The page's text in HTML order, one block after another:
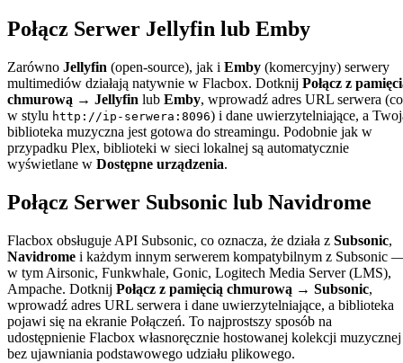
Połącz Serwer Jellyfin lub Emby
Zarówno Jellyfin (open-source), jak i Emby (komercyjny) serwery
multimediów działają natywnie w Flacbox. Dotknij Połącz z
chmurową → Jellyfin lub Emby, wprowadź adres URL serwera
w stylu http://ip-serwera:8096) i dane uwierzytelniające, a
biblioteka muzyczna jest gotowa do streamingu. Podobnie jak w
przypadku Plex, biblioteki w sieci lokalnej są automatycznie
wyświetlane w Dostępne urządzenia.
Połącz Serwer Subsonic lub Navidrome
Flacbox obsługuje API Subsonic, co oznacza, że działa z Subsonic,
Navidrome i każdym innym serwerem kompatybilnym z Subsonic
w tym Airsonic, Funkwhale, Gonic, Logitech Media Server (LMS),
Ampache. Dotknij Połącz z pamięcią chmurową → Subsonic,
wprowadź adres URL serwera i dane uwierzytelniające, a biblioteka
pojawi się na ekranie Połączeń. To najprostszy sposób na
udostępnienie Flacbox własnoręcznie hostowanej kolekcji muzycznej
bez ujawniania podstawowego udziału plikowego.